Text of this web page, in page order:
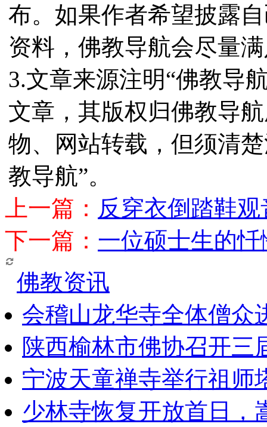
布。如果作者希望披露
资料，佛教导航会尽量
3.文章来源注明“佛教导
文章，其版权归佛教导
物、网站转载，但须清
教导航”。
上一篇： 反穿衣倒踏鞋
下一篇： 一位硕士生的忏
佛教资讯
会稽山龙华寺全体僧众
陕西榆林市佛协召开三
宁波天童禅寺举行祖师
少林寺恢复开放首日，